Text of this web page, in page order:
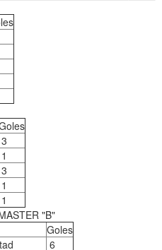
3
1
3
1
1
"B"
Goles
6